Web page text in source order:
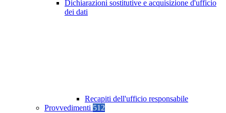
Dichiarazioni sostitutive e acquisizione d'ufficio
dei dati
Recapiti dell'ufficio responsabile
Provvedimenti 512